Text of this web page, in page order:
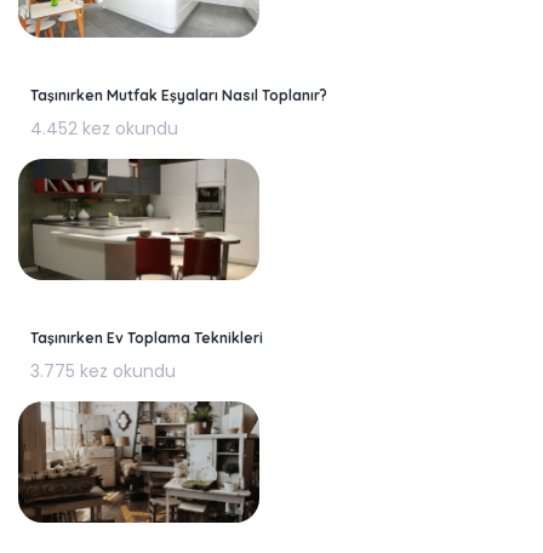
Taşınırken Mutfak Eşyaları Nasıl Toplanır?
4.452 kez okundu
Taşınırken Ev Toplama Teknikleri
3.775 kez okundu